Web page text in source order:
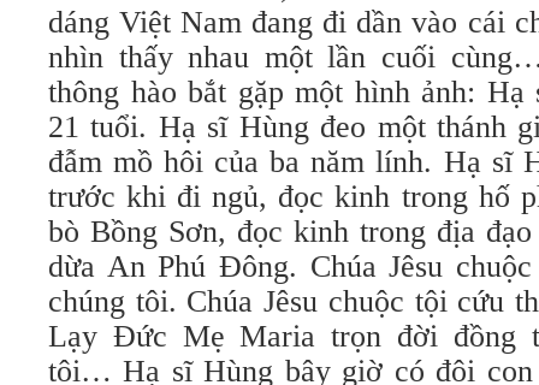
dáng Việt Nam đang đi dần vào cái
nhìn thấy nhau một lần cuối
thông hào bắt gặp một hình ảnh:
21 tuổi. Hạ sĩ Hùng đeo một thánh
đẫm mồ hôi của ba năm lính. Hạ sĩ
trước khi đi ngủ, đọc kinh trong hố
bò Bồng Sơn, đọc kinh trong địa
dừa An Phú Đông. Chúa Jêsu
chúng tôi. Chúa Jêsu chuộc tội cứu
Lạy Đức Mẹ Maria trọn đời đồng
tôi… Hạ sĩ Hùng bây giờ có đôi con